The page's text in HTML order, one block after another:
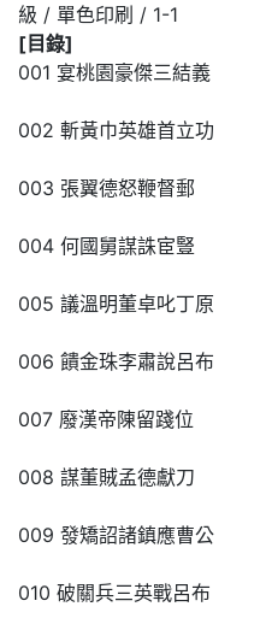
級 / 單色印刷 / 1-1
[目錄]
001 宴桃園豪傑三結義
002 斬黃巾英雄首立功
003 張翼德怒鞭督郵
004 何國舅謀誅宦豎
005 議溫明董卓叱丁原
006 饋金珠李肅說呂布
007 廢漢帝陳留踐位
008 謀董賊孟德獻刀
009 發矯詔諸鎮應曹公
010 破關兵三英戰呂布